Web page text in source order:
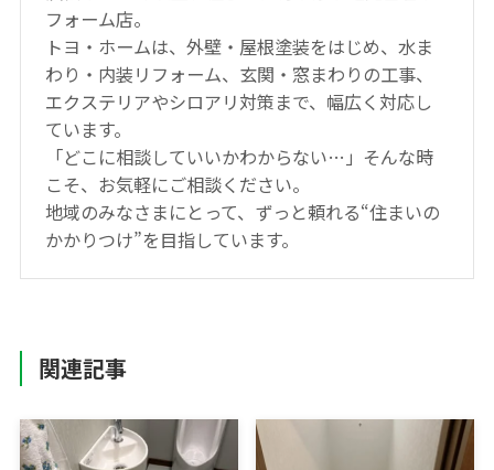
フォーム店。
トヨ・ホームは、外壁・屋根塗装をはじめ、水ま
わり・内装リフォーム、玄関・窓まわりの工事、
エクステリアやシロアリ対策まで、幅広く対応し
ています。
「どこに相談していいかわからない…」そんな時
こそ、お気軽にご相談ください。
地域のみなさまにとって、ずっと頼れる“住まいの
かかりつけ”を目指しています。
関連記事